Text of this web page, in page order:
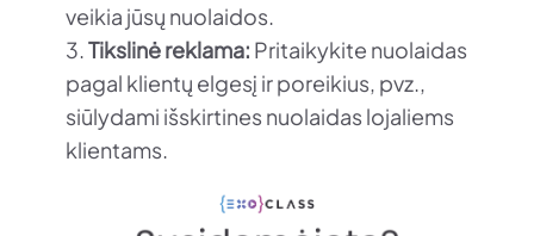
veikia jūsų nuolaidos.
Tikslinė reklama: Pritaikykite nuolaidas
pagal klientų elgesį ir poreikius, pvz.,
siūlydami išskirtines nuolaidas lojaliems
klientams.